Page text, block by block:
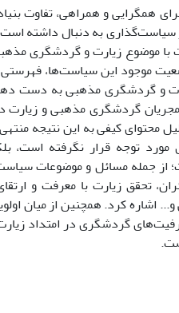
و همراهی، تفاوت
سیاست‌گذاری به دنبال داشته
موضوع زیارت و گردشگری
موجود این سیاست‌ها، فهرستی
و گردشگری مذهبی به دست
گردشگری مذهبی و زیارت
کیفی به این نتیجه
توجه قرار نگرفته است،
از جمله مسائل و موضوعات
تحقق زیارت با معرفت و
اشاره کرد. همچنین از میان
گردشگری در امتداد